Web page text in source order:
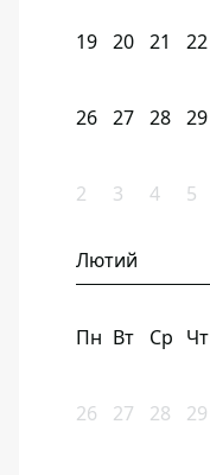
19 20 21 22
26 27 28 29
2 3 4 5
Лютий
Пн Вт Ср Чт
26 27 28 29